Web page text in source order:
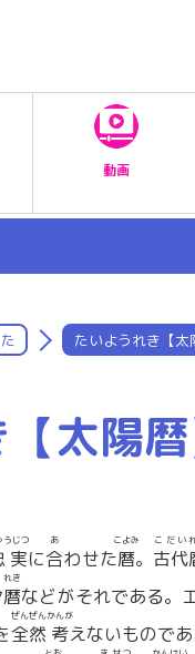
動画
た たいようれき【太
太陽暦
実
うじつ
に合
あ
わせた暦
こよみ
。 古代
こだい
暦
れき
などがそれである。
全然
ぜんぜん
考
かんが
えないもので